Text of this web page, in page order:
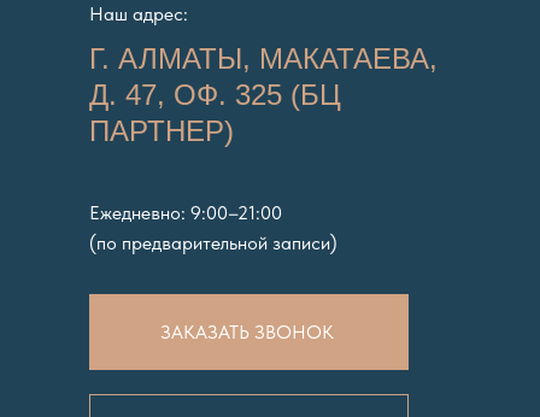
Наш адрес:
Г. АЛМАТЫ, МАКАТАЕВА,
Д. 47, ОФ. 325 (БЦ
ПАРТНЕР)
Ежедневно: 9:00–21:00
(по предварительной записи)
ЗАКАЗАТЬ ЗВОНОК